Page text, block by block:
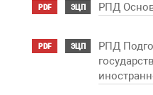
PDF ЭЦП РПД
PDF ЭЦП
РПД